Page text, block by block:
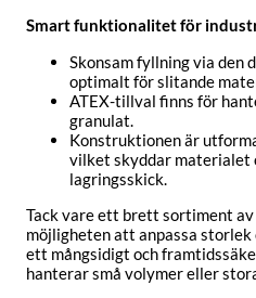
Smart funktionalitet för
Skonsam fyllning via den
optimalt för slitande
ATEX-tillval finns för
granulat.
Konstruktionen är
vilket skyddar materialet
lagringsskick.
Tack vare ett brett sortiment
möjligheten att anpassa
ett mångsidigt och
hanterar små volymer eller